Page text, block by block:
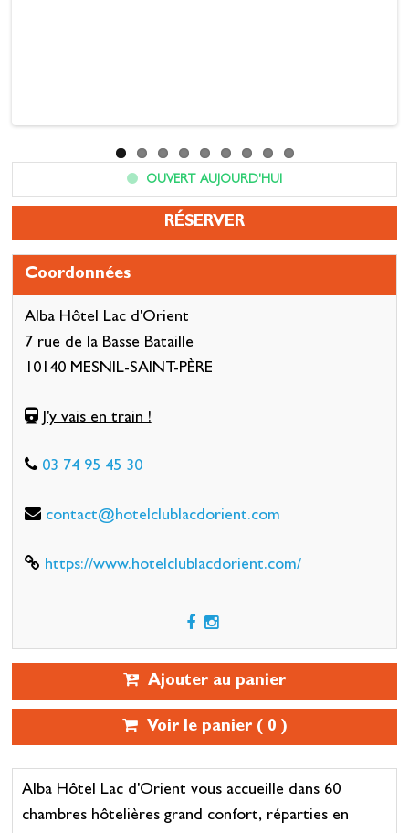
OUVERT AUJOURD'HUI
RÉSERVER
Coordonnées
Alba Hôtel Lac d'Orient
7 rue de la Basse Bataille
10140 MESNIL-SAINT-PÈRE
J'y vais en train !
03 74 95 45 30
contact@hotelclublacdorient.com
https://www.hotelclublacdorient.com/
Ajouter au panier
Voir le panier ( 0 )
Alba Hôtel Lac d'Orient vous accueille dans 60
chambres hôtelières grand confort, réparties en